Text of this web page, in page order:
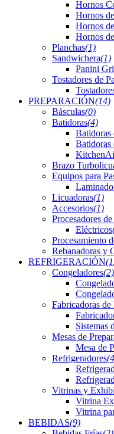
Hornos
Hornos
Hornos
Hornos
Planchas(1)
Sandwichera(1)
Panini
Tostadores de
PREPARACIÓN(14)
Básculas(0)
Batidoras(4)
Batidoras
Batidoras
Brazo
Equipos para
Licuadoras(1)
Accesorios(1)
Procesadores
Eléctricos
Procesamiento
Rebanadoras y
REFRIGERACIÓN
Congeladores(2)
Fabricadoras
Sistemas
Mesas de
Mesa de
Refrigeradores
Vitrinas y
Vitrina
Vitrina
BEBIDAS(9)